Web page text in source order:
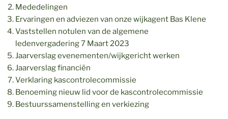
Mededelingen
Ervaringen en adviezen van onze wijkagent Bas Klene
Vaststellen notulen van de algemene
ledenvergadering 7 Maart 2023
Jaarverslag evenementen/wijkgericht werken
Jaarverslag financiën
Verklaring kascontrolecommissie
Benoeming nieuw lid voor de kascontrolecommissie
Bestuurssamenstelling en verkiezing